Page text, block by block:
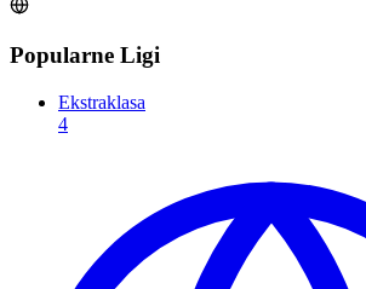
Popularne Ligi
Ekstraklasa
4